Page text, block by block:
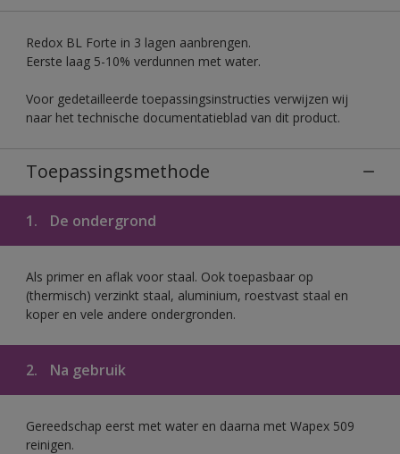
Redox BL Forte in 3 lagen aanbrengen.
Eerste laag 5-10% verdunnen met water.
Voor gedetailleerde toepassingsinstructies verwijzen wij
naar het technische documentatieblad van dit product.
Toepassingsmethode
1. De ondergrond
Als primer en aflak voor staal. Ook toepasbaar op
(thermisch) verzinkt staal, aluminium, roestvast staal en
koper en vele andere ondergronden.
2. Na gebruik
Gereedschap eerst met water en daarna met Wapex 509
reinigen.